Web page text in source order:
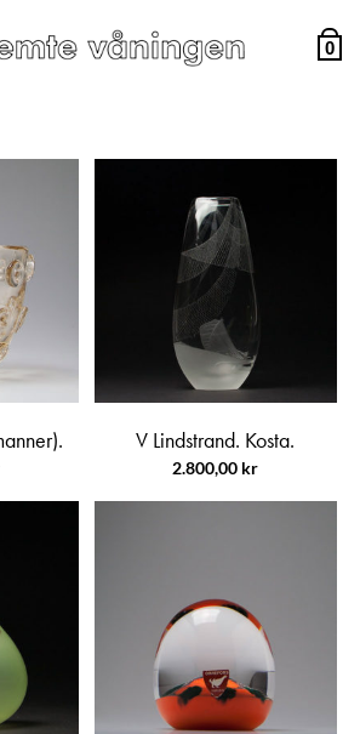
0
V Lindstrand. Kosta.
2.800,00 kr